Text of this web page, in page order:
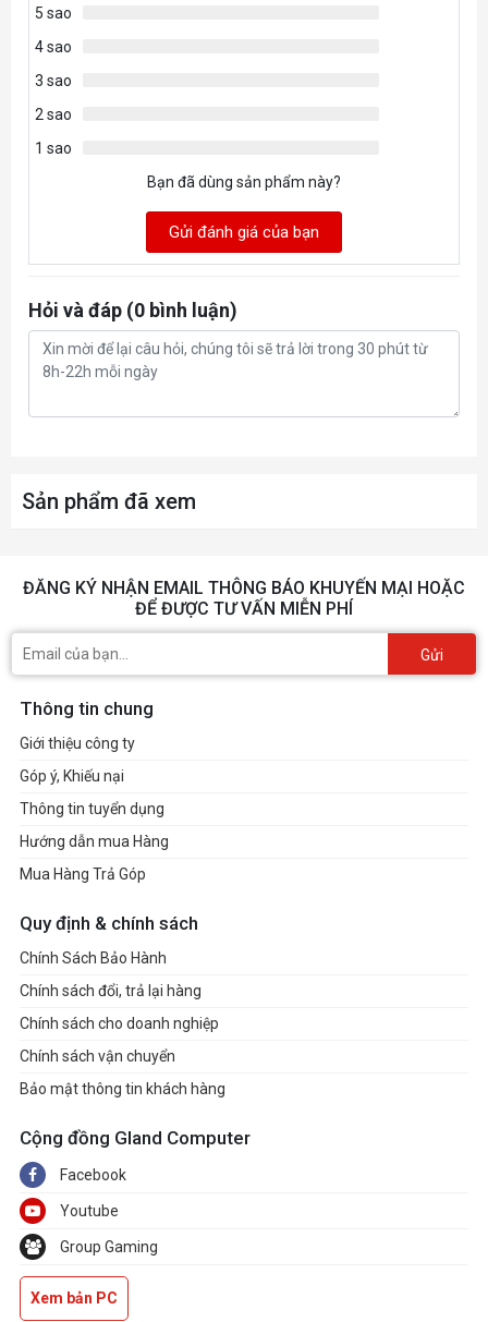
5 sao
4 sao
3 sao
2 sao
1 sao
Bạn đã dùng sản phẩm này?
Gửi đánh giá của bạn
Hỏi và đáp (0 bình luận)
Sản phẩm đã xem
ĐĂNG KÝ NHẬN EMAIL THÔNG BÁO KHUYẾN MẠI HOẶC
ĐỂ ĐƯỢC TƯ VẤN MIỄN PHÍ
Gửi
Thông tin chung
Giới thiệu công ty
Góp ý, Khiếu nại
Thông tin tuyển dụng
Hướng dẫn mua Hàng
Mua Hàng Trả Góp
Quy định & chính sách
Chính Sách Bảo Hành
Chính sách đổi, trả lại hàng
Chính sách cho doanh nghiệp
Chính sách vận chuyển
Bảo mật thông tin khách hàng
Cộng đồng Gland Computer
Facebook
Youtube
Group Gaming
Xem bản PC